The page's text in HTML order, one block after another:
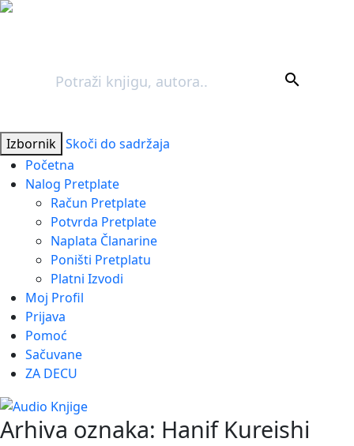
search
Izbornik Skoči do sadržaja
Početna
Nalog Pretplate
Račun Pretplate
Potvrda Pretplate
Naplata Članarine
Poništi Pretplatu
Platni Izvodi
Moj Profil
Prijava
Pomoć
Sačuvane
ZA DECU
Arhiva oznaka: Hanif Kureishi